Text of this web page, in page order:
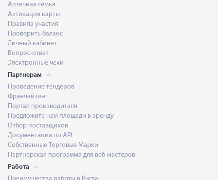
Аптечная семья
Активация карты
Правила участия
Проверить баланс
Личный кабинет
Вопрос-ответ
Электронные чеки
Партнерам
Проведение тендеров
Франчайзинг
Портал производителя
Предложите нам площади в аренду
Отбор поставщиков
Документация по API
Собственные Торговые Марки
Партнерская программа для веб-мастеров
Работа